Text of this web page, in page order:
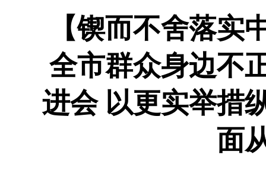
【锲而不舍落实
全市群众身边不
进会 以更实举措
面